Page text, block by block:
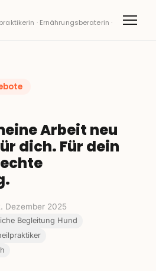
· Ernährungsberaterin ·
Arbeit neu
dich. Für dein
Dezember 2025
Begleitung Hund